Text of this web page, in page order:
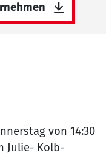
von 14:30
Julie- Kolb-